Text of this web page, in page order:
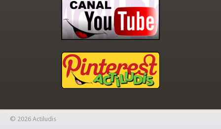
© 2026 Actiludis